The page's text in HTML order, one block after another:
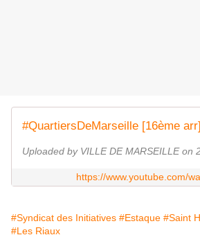
#QuartiersDeMarseille [16ème arr]
Uploaded by VILLE DE MARSEILLE on
https://www.youtube.com/
#Syndicat des Initiatives #Estaque #Saint
#Les Riaux